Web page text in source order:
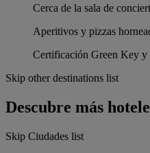
Cerca de la sala de
Aperitivos y pizzas
Certificación Green Key
Skip other destinations list
Descubre más
Skip Ciudades list